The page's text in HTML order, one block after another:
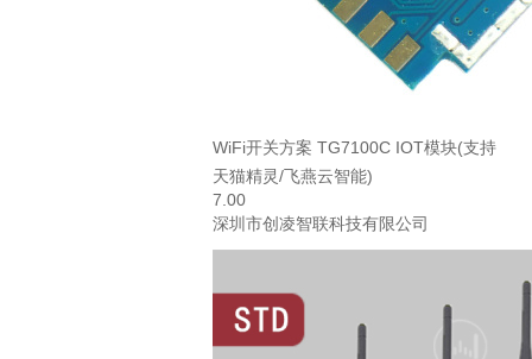
WiFi开关方案 TG7100C IOT模块(支持
天猫精灵/飞燕云智能)
7.00
深圳市创凌智联科技有限公司